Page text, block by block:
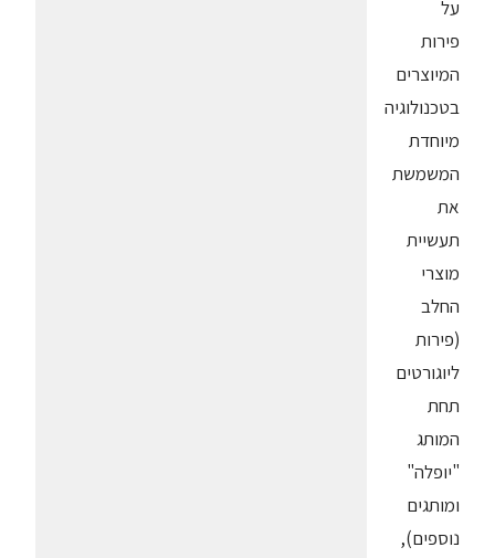
על
פירות
המיוצרים
בטכנולוגיה
מיוחדת
המשמשת
את
תעשיית
מוצרי
החלב
(פירות
ליוגורטים
תחת
המותג
"יופלה"
ומותגים
נוספים),